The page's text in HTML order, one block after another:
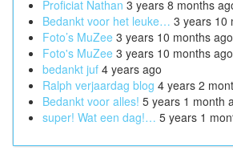
Proficiat Nathan 3 years 8 months
Bedankt voor het leuke… 3 years 10
Foto’s MuZee 3 years 10 months ago
Foto's MuZee 3 years 10 months ago
bedankt juf 4 years ago
Ralph verjaardag blog 4 years 2
Bedankt voor alles! 5 years 1 month
super! Wat een dag!… 5 years 1